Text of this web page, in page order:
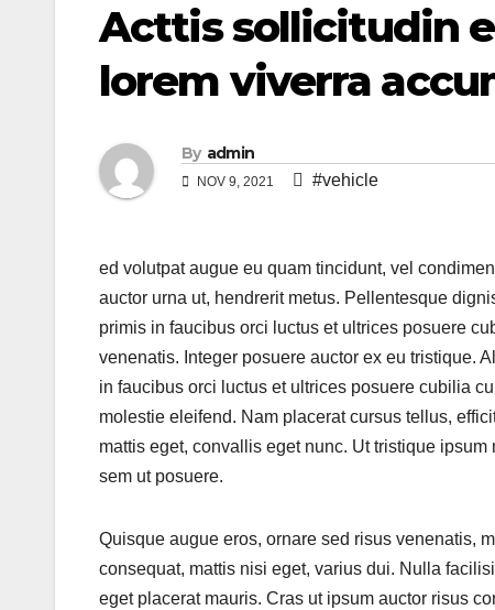
Acttis sollicitudin
lorem viverra
By admin
NOV 9, 2021 #vehicle
ed volutpat augue eu quam tincidunt, vel
auctor urna ut, hendrerit metus. Pellentesque
primis in faucibus orci luctus et ultrices posuere
venenatis. Integer posuere auctor ex eu tristique.
in faucibus orci luctus et ultrices posuere cubilia
molestie eleifend. Nam placerat cursus tellus,
mattis eget, convallis eget nunc. Ut tristique
sem ut posuere.
Quisque augue eros, ornare sed risus venenatis,
consequat, mattis nisi eget, varius dui. Nulla
eget placerat mauris. Cras ut ipsum auctor risus